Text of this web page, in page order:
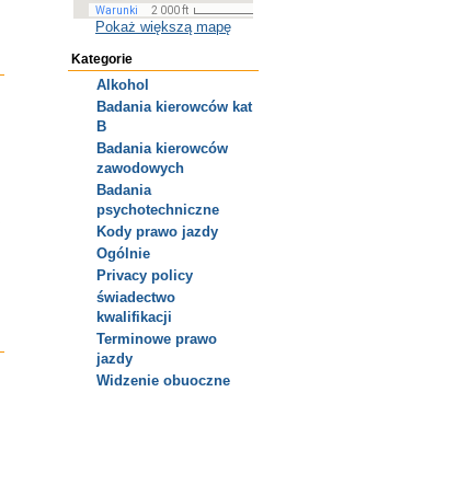
Pokaż większą mapę
Kategorie
Alkohol
Badania kierowców kat
B
Badania kierowców
zawodowych
Badania
psychotechniczne
Kody prawo jazdy
Ogólnie
Privacy policy
świadectwo
kwalifikacji
Terminowe prawo
jazdy
Widzenie obuoczne